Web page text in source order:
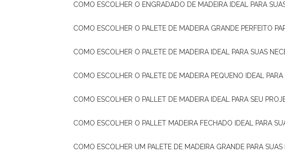
COMO ESCOLHER O ENGRADADO DE MADEIRA IDEAL PARA
COMO ESCOLHER O PALETE DE MADEIRA GRANDE PERFEITO
COMO ESCOLHER O PALETE DE MADEIRA IDEAL PARA SUAS
COMO ESCOLHER O PALETE DE MADEIRA PEQUENO IDEAL
COMO ESCOLHER O PALLET DE MADEIRA IDEAL PARA SEU
COMO ESCOLHER O PALLET MADEIRA FECHADO IDEAL PARA
COMO ESCOLHER UM PALETE DE MADEIRA GRANDE PARA SUAS